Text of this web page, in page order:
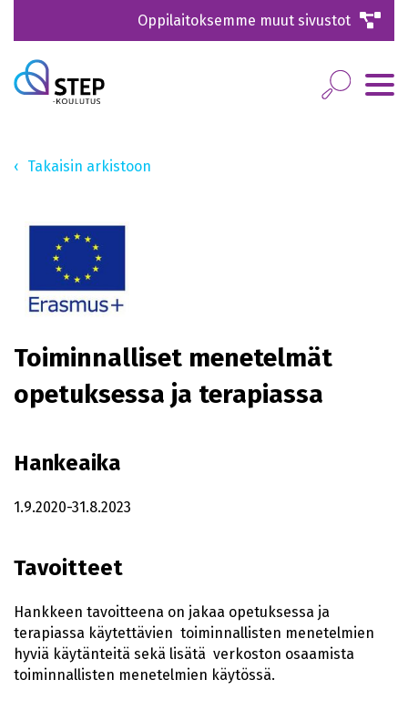
Oppilaitoksemme muut sivustot
Takaisin arkistoon
Toiminnalliset menetelmät
opetuksessa ja terapiassa
Hankeaika
1.9.2020-31.8.2023
Tavoitteet
Hankkeen tavoitteena on jakaa opetuksessa ja
terapiassa käytettävien toiminnallisten menetelmien
hyviä käytänteitä sekä lisätä verkoston osaamista
toiminnallisten menetelmien käytössä.